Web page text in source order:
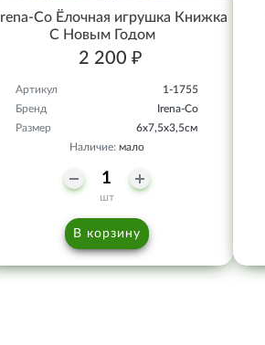
Irena-Co Ёлочная игрушка Книжка
С Новым Годом
2 200 ₽
Артикул
1-1755
Бренд
Irena-Co
Размер
6х7,5х3,5см
Наличие: мало
шт
В корзину